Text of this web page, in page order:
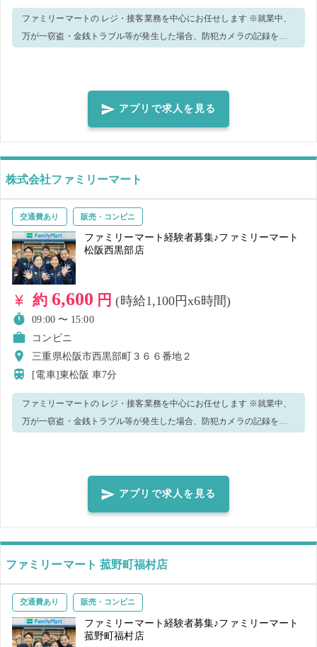
ファミリーマートの レジ・接客業務を中心にお任せします ※就業中、
万が一窃盗・金銭トラブル等が発生した場合、防犯カメラの記録を警
す。 ＜正しいマスク着用（任意）＞鼻～アゴまで、できるだけ隙間が
できないように覆うようにマスクを装着してください。 ※就業前に必
ず体調・体温チェックをした上、店長、又は店舗責任者へお伝えくだ
さい 【ご注意】 ・体調や発熱状況などからウイルス感染のおそれがあ
る場合、就業キャンセルとさせていただきます。感染拡大防止のた
め、速やかなご申告をお願い致します。
アプリで求人を見る
株式会社ファミリーマート
交通費あり 販売・コンビニ
ファミリーマート経験者募集♪ファミリーマート
松阪西黒部店
約 6,600 円(時給1,100円x6時間)
09:00 〜 15:00
コンビニ
三重県松阪市西黒部町３６６番地２
[電車]東松阪車7分
ファミリーマートの レジ・接客業務を中心にお任せします ※就業中、
万が一窃盗・金銭トラブル等が発生した場合、防犯カメラの記録を警
アプリで求人を見る
ファミリーマート 菰野町福村店
交通費あり 販売・コンビニ
ファミリーマート経験者募集♪ファミリーマート
菰野町福村店